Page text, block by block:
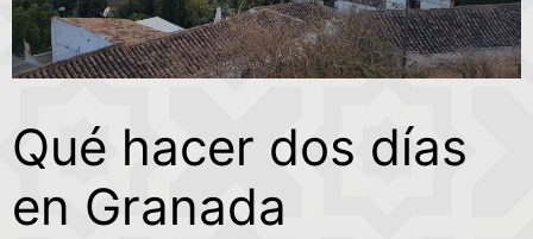
Qué hacer dos días
en Granada